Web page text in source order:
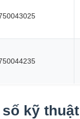
kỹ thuật